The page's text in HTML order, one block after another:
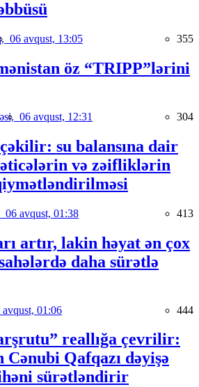
06 avqust, 13:05 355
öz “TRIPP”lərini
06 avqust, 12:31 304
su balansına dair
və zəifliklərin
06 avqust, 01:38 413
artır, lakin həyat ən çox
daha sürətlə
avqust, 01:06 444
reallığa çevrilir:
Qafqazı dəyişə
sürətləndirir